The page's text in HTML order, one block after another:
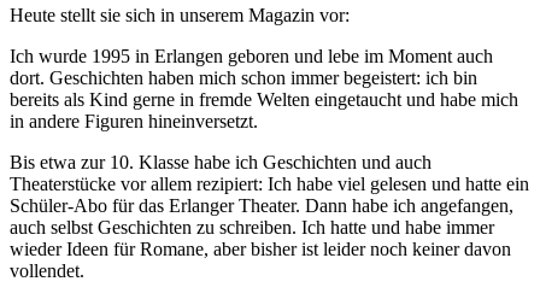
Heute stellt sie sich in unserem Magazin vor:
Ich wurde 1995 in Erlangen geboren und lebe im Moment auch
dort. Geschichten haben mich schon immer begeistert: ich bin
bereits als Kind gerne in fremde Welten eingetaucht und habe mich
in andere Figuren hineinversetzt.
Bis etwa zur 10. Klasse habe ich Geschichten und auch
Theaterstücke vor allem rezipiert: Ich habe viel gelesen und hatte ein
Schüler-Abo für das Erlanger Theater. Dann habe ich angefangen,
auch selbst Geschichten zu schreiben. Ich hatte und habe immer
wieder Ideen für Romane, aber bisher ist leider noch keiner davon
vollendet.